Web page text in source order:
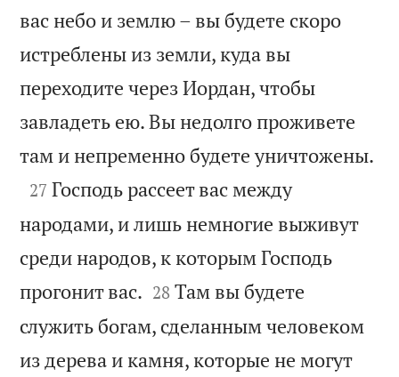
вас небо и землю – вы будете скоро
истреблены из земли, куда вы
переходите через Иордан, чтобы
завладеть ею. Вы недолго проживете
там и непременно будете уничтожены.

27 Господь рассеет вас между
народами, и лишь немногие выживут
среди народов, к которым Господь
прогонит вас. 

28 Там вы будете
служить богам, сделанным человеком
из дерева и камня, которые не могут